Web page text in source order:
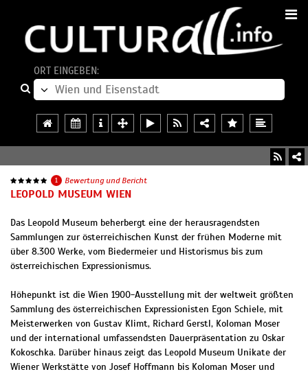
ORT EINGEBEN:
1 Bewertung und Bericht
LEOPOLD MUSEUM WIEN
Das Leopold Museum beherbergt eine der herausragendsten
Sammlungen zur österreichischen Kunst der frühen Moderne mit
über 8.300 Werke, vom Biedermeier und Historismus bis zum
österreichischen Expressionismus.
Höhepunkt ist die Wien 1900-Ausstellung mit der weltweit größten
Sammlung des österreichischen Expressionisten Egon Schiele, mit
Meisterwerken von Gustav Klimt, Richard Gerstl, Koloman Moser
und der international umfassendsten Dauerpräsentation zu Oskar
Kokoschka. Darüber hinaus zeigt das Leopold Museum Unikate der
Wiener Werkstätte von Josef Hoffmann bis Koloman Moser und